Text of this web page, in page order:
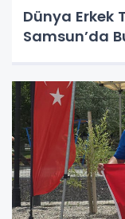
Dünya Erkek
Samsun’da